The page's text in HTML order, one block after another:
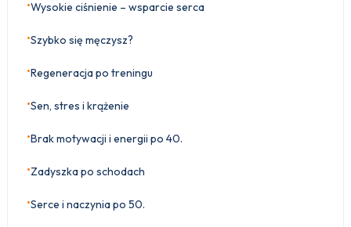
•Wysokie ciśnienie – wsparcie serca
•Szybko się męczysz?
•Regeneracja po treningu
•Sen, stres i krążenie
•Brak motywacji i energii po 40.
•Zadyszka po schodach
•Serce i naczynia po 50.